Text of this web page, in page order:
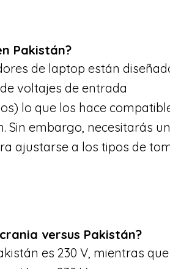
Pakistán?
de laptop están
voltajes de entrada
lo que los hace
Sin embargo, necesitarás un
ajustarse a los tipos de
versus Pakistán?
es 230 V, mientras